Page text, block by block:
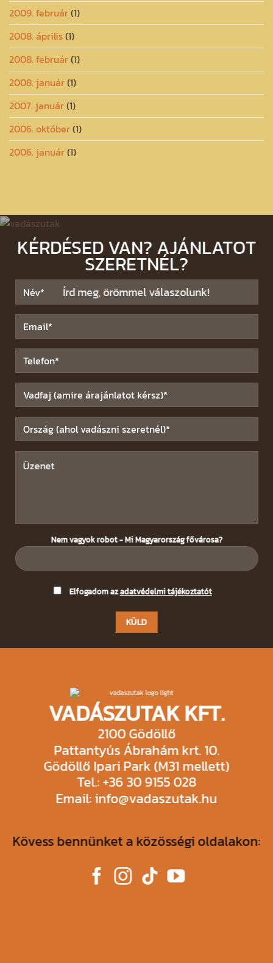
2009. február(1)
2008. április(1)
2008. február(1)
2008. január(1)
2007. január(1)
2006. október(1)
2006. január(1)
KÉRDÉSED VAN? AJÁNLATOT
SZERETNÉL?
Írd meg, örömmel válaszolunk!
Nem vagyok robot - Mi Magyarország fővárosa?
Elfogadom azadatvédelmi tájékoztatót
VADÁSZUTAK KFT.
2100 Gödöllő
Pattantyús Ábrahám krt. 10.
Gödöllő Ipari Park (M31 mellett)
Tel.: +36 30 9155 028
Email: info@vadaszutak.hu
Kövess bennünket a közösségi oldalakon: